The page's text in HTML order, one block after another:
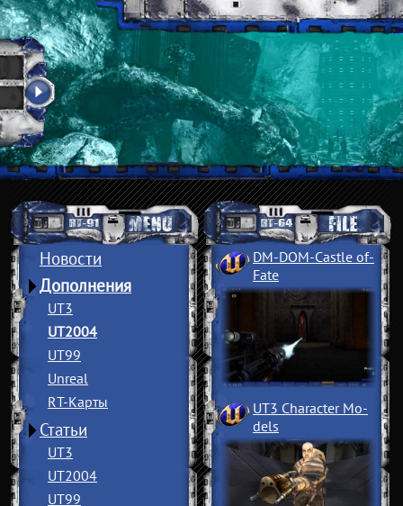
Новости
Дополнения
UT3
UT2004
UT99
Unreal
RT-Карты
Статьи
UT3
UT2004
UT99
DM-DOM-Castle of­
Fate
UT3 Character Mo­
dels